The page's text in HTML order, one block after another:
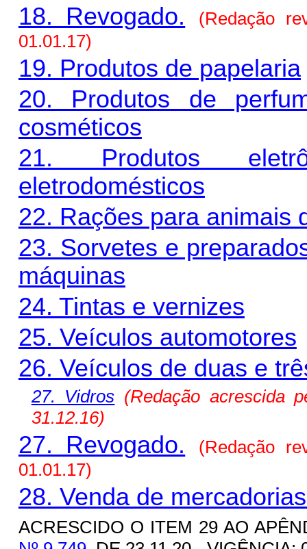
18. Revogado.
(Redação
01.01.17)
19. Produtos de papelaria
20. Produtos de
cosméticos
21. Produtos
eletrodomésticos
22. Rações para animais
23. Sorvetes e
máquinas
24. Tintas e vernizes
25. Veículos automotores
26. Veículos de duas e
27. Vidros (Redação acrescida
31.12.16)
27. Revogado.
(Redação
01.01.17)
28. Venda de
ACRESCIDO O ITEM 29 AO